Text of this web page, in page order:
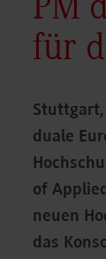
PM
für
Stuttgart,
duale
of
neuen
das